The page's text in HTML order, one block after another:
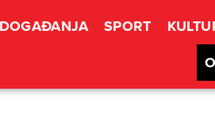
DOGAĐANJA SPORT